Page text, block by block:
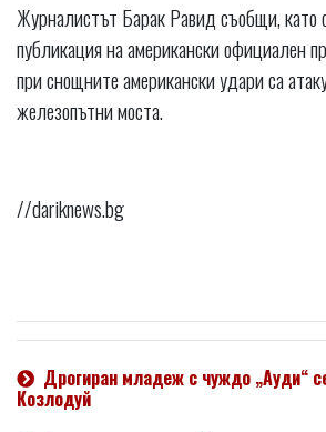
Журналистът Барак Равид съобщи, като
публикация на американски официален
при снощните американски удари са
железопътни моста.
//dariknews.bg
Дрогиран младеж с чуждо „Ауди“
Козлодуй